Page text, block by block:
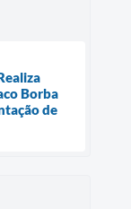
Borba
de